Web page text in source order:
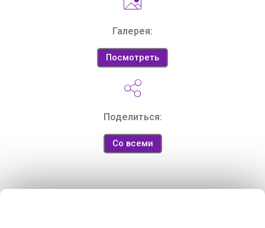
Галерея:
Посмотреть
Поделиться:
Со всеми